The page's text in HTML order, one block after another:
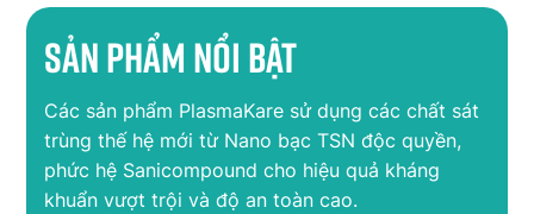
Sản phẩm nổi bật
Các sản phẩm PlasmaKare sử dụng các chất sát
trùng thế hệ mới từ Nano bạc TSN độc quyền,
phức hệ Sanicompound cho hiệu quả kháng
khuẩn vượt trội và độ an toàn cao.